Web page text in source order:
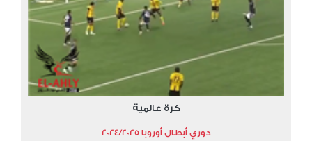
كرة عالمية
دوري أبطال أوروبا 2024/2025